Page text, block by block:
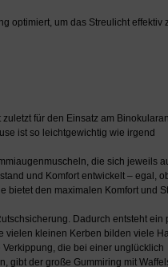
optimiert, um das Streulicht effektiv
für den Einsatz am
ist so leichtgewichtig wie irgend
die sich jeweils
und Komfort entwickelt – egal,
den maximalen Komfort und
Dadurch entsteht ein
vielen kleinen Kerben bilden viele
die bei einer unglücklich
gibt der große Gummiring mit